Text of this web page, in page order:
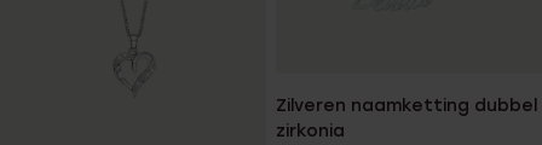
Zilveren naamketting dubbel
zirkonia